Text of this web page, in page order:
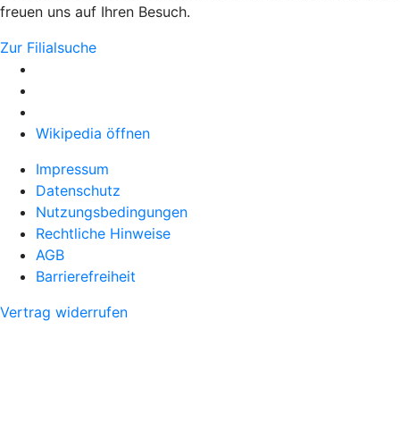
freuen uns auf Ihren Besuch.
Zur Filialsuche
Wikipedia öffnen
Impressum
Datenschutz
Nutzungsbedingungen
Rechtliche Hinweise
AGB
Barrierefreiheit
Vertrag widerrufen